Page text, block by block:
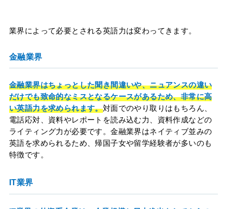
業界によって必要とされる英語力は変わってきます。
金融業界
金融業界はちょっとした聞き間違いや、ニュアンスの違い
だけでも致命的なミスとなるケースがあるため、非常に高
い英語力を求められます。対面でのやり取りはもちろん、
電話応対、資料やレポートを読み込む力、資料作成などの
ライティング力が必要です。金融業界はネイティブ並みの
英語を求められるため、帰国子女や留学経験者が多いのも
特徴です。
IT業界